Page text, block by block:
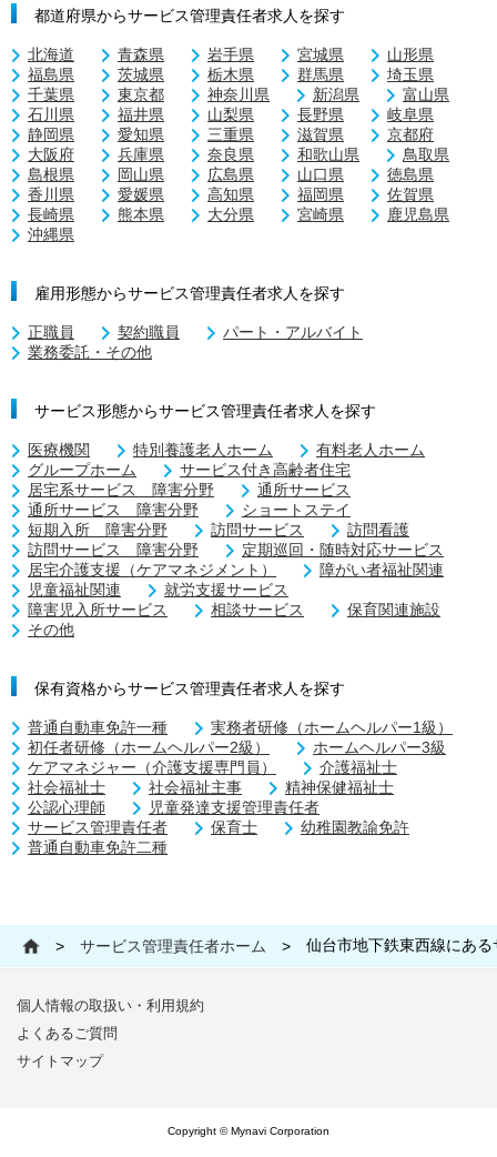
都道府県からサービス管理責任者求人を探す
北海道 青森県 岩手県 宮城県
山形県
福島県
茨城県 栃木県 群馬県
埼玉県
千葉県
東京都 神奈川県 新潟県
富山県
石川県
福井県 山梨県 長野県
岐阜県
静岡県
愛知県 三重県 滋賀県
京都府
大阪府
兵庫県 奈良県 和歌山県
鳥取県
島根県
岡山県 広島県 山口県
徳島県
香川県
愛媛県 高知県 福岡県
佐賀県
長崎県
熊本県 大分県 宮崎県
鹿児島県
沖縄県
雇用形態からサービス管理責任者求人を探す
正職員 契約職員
パート・アルバイト
業務委託・その他
サービス形態からサービス管理責任者求人を探す
医療機関 特別養護老人ホーム
有料老人ホーム
グループホーム
サービス付き高齢者住宅
居宅系サービス 障害分野
通所サービス
通所サービス 障害分野
ショートステイ
短期入所 障害分野
訪問サービス
訪問看護
訪問サービス 障害分野
定期巡回・随時対応サービス
居宅介護支援（ケアマネジメント）
障がい者福祉関連
児童福祉関連
就労支援サービス
障害児入所サービス
相談サービス
保育関連施設
その他
保有資格からサービス管理責任者求人を探す
普通自動車免許一種
実務者研修（ホームヘルパー1級）
初任者研修（ホームヘルパー2級）
ホームヘルパー3級
ケアマネジャー（介護支援専門員）
介護福祉士
社会福祉士
社会福祉主事
精神保健福祉士
公認心理師
児童発達支援管理責任者
サービス管理責任者
保育士
幼稚園教諭免許
普通自動車免許二種
> サービス管理責任者ホーム > 仙台市地下鉄東西線にあ
個人情報の取扱い・利用規約
よくあるご質問
サイトマップ
Copyright © Mynavi Corporation